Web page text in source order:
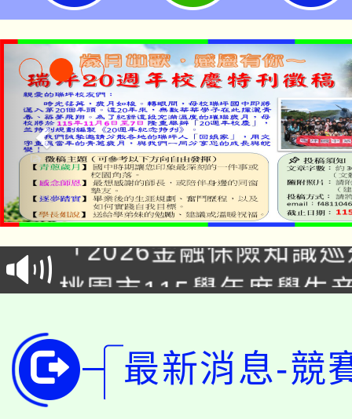
市立瑞坪國民中學
公告本校115學年度第
代理(課)教師甄選結果(
車」活動
桃園市115學年度學生
代理(課)教師甄選結果(
公告本校115學年度第
代理(課)教師甄選結果(
轉知中國文化大學推廣
最新消息-競